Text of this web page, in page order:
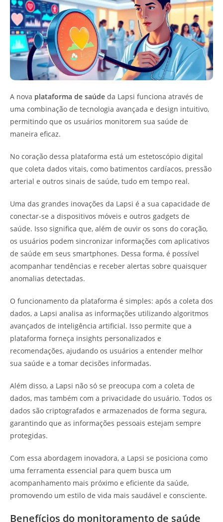
A nova plataforma de saúde da Lapsi funciona através de
uma combinação de tecnologia avançada e design intuitivo,
permitindo que os usuários monitorem sua saúde de
maneira eficaz.
No coração dessa plataforma está um estetoscópio digital
que coleta dados vitais, como batimentos cardíacos, pressão
arterial e outros sinais de saúde, tudo em tempo real.
Uma das grandes inovações da Lapsi é a sua capacidade de
conectar-se a dispositivos móveis e outros gadgets de
saúde. Isso significa que, além de ouvir os sons do coração,
os usuários podem sincronizar informações com aplicativos
de saúde em seus smartphones. Dessa forma, é possível
acompanhar tendências e receber alertas sobre quaisquer
anomalias detectadas.
O funcionamento da plataforma é simples: após a coleta dos
dados, a Lapsi analisa as informações utilizando algoritmos
avançados de inteligência artificial. Isso permite que a
plataforma forneça insights personalizados e
recomendações, ajudando os usuários a entender melhor
sua saúde e a tomar decisões informadas.
Além disso, a Lapsi não só se preocupa com a coleta de
dados, mas também com a privacidade do usuário. Todos os
dados são criptografados e armazenados de forma segura,
garantindo que as informações pessoais estejam sempre
protegidas.
Com essa abordagem inovadora, a Lapsi se posiciona como
uma ferramenta essencial para quem busca um
acompanhamento mais próximo e eficiente da saúde,
promovendo um estilo de vida mais saudável e consciente.
Benefícios do monitoramento de saúde